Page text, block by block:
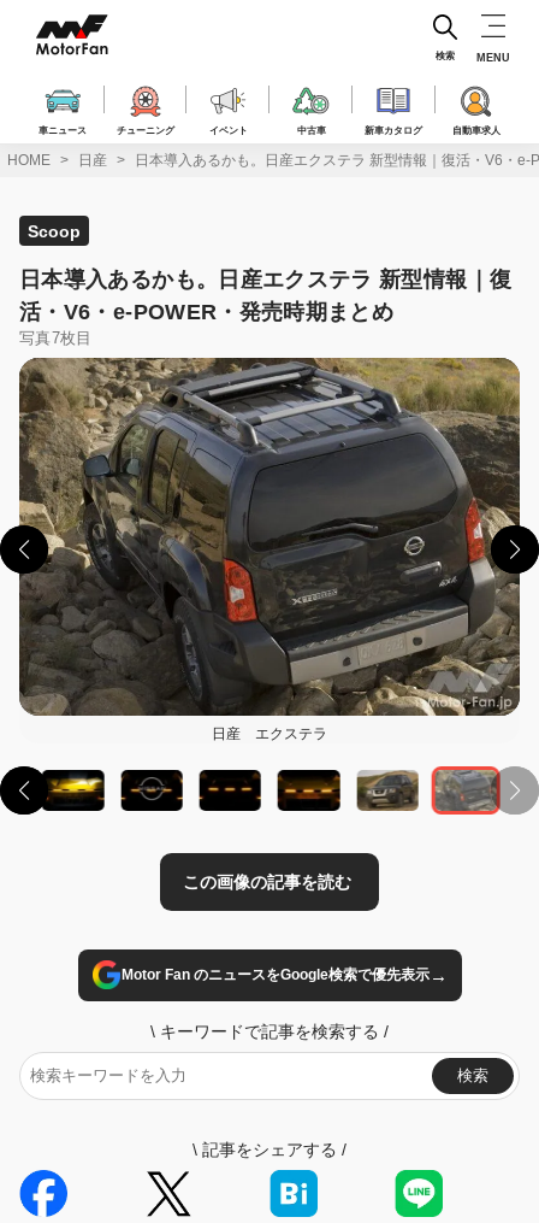
ス
車ニュース チューニング イベント 中古車 新車カタログ 自動車求人
検索 MENU
HOME 日産 日本導入あるかも。日産エクステラ 新型情報｜復活・V6・e-
Scoop
日本導入あるかも。日産エクステラ 新型情報｜復
活・V6・e-POWER・発売時期まとめ
写真7枚目
日産 エクステラ
この画像の記事を読む
Motor Fan のニュースをGoogle検索で優先表示→
\ キーワードで記事を検索する /
検索
\ 記事をシェアする /